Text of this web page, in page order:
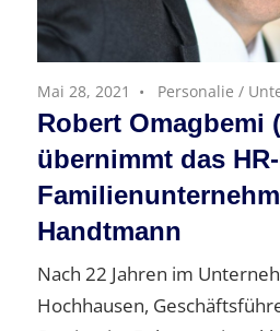
Mai 28, 2021 Personalie /
Robert Omagbemi
übernimmt das
Handtmann
Nach 22 Jahren im
Hochhausen,